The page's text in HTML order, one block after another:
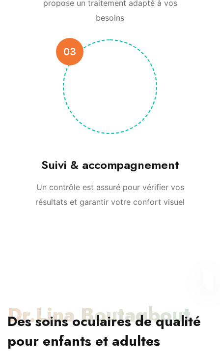
propose un traitement adapté à vos
besoins
03
Suivi & accompagnement
Un contrôle est assuré pour vérifier vos
résultats et garantir votre confort visuel
Dr.Lina Boutaqbout
Des soins oculaires de qualité
pour enfants et adultes